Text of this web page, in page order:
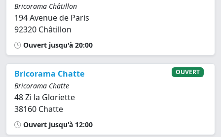
Bricorama Châtillon
194 Avenue de Paris
92320 Châtillon
Ouvert jusqu'à 20:00
Bricorama Chatte
Bricorama Chatte
48 Zi la Gloriette
38160 Chatte
OUVERT
Ouvert jusqu'à 12:00